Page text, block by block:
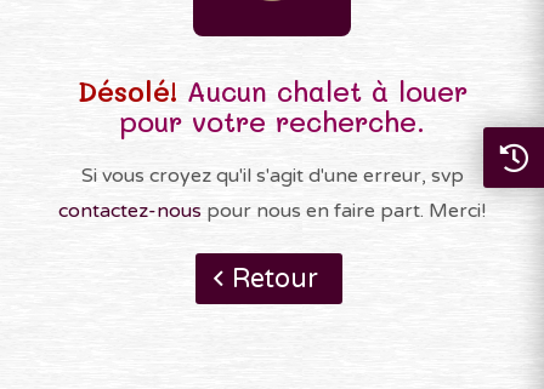
Désolé! Aucun chalet à louer
pour votre recherche.
Si vous croyez qu'il s'agit d'une erreur, svp
contactez-nous pour nous en faire part. Merci!
Retour